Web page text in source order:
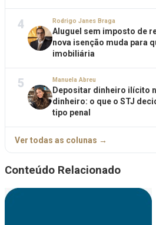
4 Rodrigo Janes Braga
Aluguel sem imposto de
nova isenção muda para
imobiliária
5 Manuela Abreu
Depositar dinheiro ilícito
dinheiro: o que o STJ
tipo penal
Ver todas as colunas →
Conteúdo Relacionado